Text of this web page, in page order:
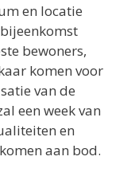
en locatie
bewoners,
komen voor
van de
een week van
en
aan bod.